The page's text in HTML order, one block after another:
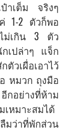
ป๋าเต็ม จริงๆ
1-2 ตัวก็พอ
ม่เกิน 3 ตัว
กเปล่าๆ แจ็ก
วเผื่อเอาไว้
หมวก ถุงมือ
อีกอย่างที่ห้าม
หมาะสมได้
มว่าที่พักส่วน